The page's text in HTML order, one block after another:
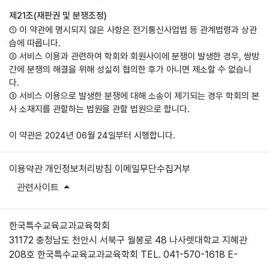
제21조(재판권 및 분쟁조정)
① 이 약관에 명시되지 않은 사항은 전기통신사업법 등 관계법령과 상관
습에 따릅니다.
② 서비스 이용과 관련하여 학회와 회원사이에 분쟁이 발생한 경우, 쌍방
간에 분쟁의 해결을 위해 성실히 협의한 후가 아니면 제소할 수 없습니
다.
③ 서비스 이용으로 발생한 분쟁에 대해 소송이 제기되는 경우 학회의 본
사 소재지를 관할하는 법원을 관할 법원으로 합니다.
이 약관은 2024년 06월 24일부터 시행합니다.
이용약관 개인정보처리방침 이메일무단수집거부
관련사이트
한국특수교육교과교육학회
31172 충청남도 천안시 서북구 월봉로 48 나사렛대학교 지혜관
208호 한국특수교육교과교육학회 TEL. 041-570-1618 E-